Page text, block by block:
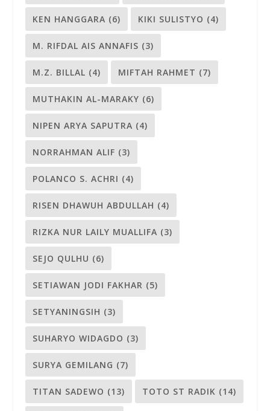
KEN HANGGARA (6) KIKI SULISTYO (4)
M. RIFDAL AIS ANNAFIS (3)
M.Z. BILLAL (4) MIFTAH RAHMET (7)
MUTHAKIN AL-MARAKY (6)
NIPEN ARYA SAPUTRA (4)
NORRAHMAN ALIF (3)
POLANCO S. ACHRI (4)
RISEN DHAWUH ABDULLAH (4)
RIZKA NUR LAILY MUALLIFA (3)
SEJO QULHU (6)
SETIAWAN JODI FAKHAR (5)
SETYANINGSIH (3)
SUHARYO WIDAGDO (3)
SURYA GEMILANG (7)
TITAN SADEWO (13) TOTO ST RADIK (14)